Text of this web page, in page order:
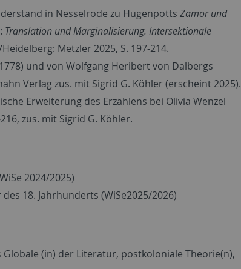
in Nesselrode zu Hugenpotts Zamor und
Translation und Marginalisierung. Intersektionale
Metzler 2025, S. 197-214.
und von Wolfgang Heribert von Dalbergs
Verlag zus. mit Sigrid G. Köhler (erscheint 2025).
Erweiterung des Erzählens bei Olivia Wenzel
zus. mit Sigrid G. Köhler.
2024/2025)
18. Jahrhunderts (WiSe2025/2026)
(in) der Literatur, postkoloniale Theorie(n),